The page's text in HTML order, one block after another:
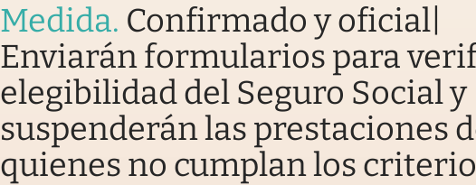
Medida. Confirmado y oficial|
Enviarán formularios para
elegibilidad del Seguro Social y
suspenderán las prestaciones
quienes no cumplan los